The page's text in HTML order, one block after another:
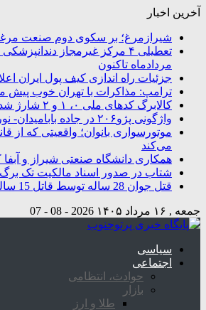
آخرین اخبار
شیرازمرغ؛ بر سکوی دوم صنعت
تعطیلی ۴ مرکز غیرمجاز
مردادماه تاکنون
جزئیات راه اندازی کیف پول ایران
ترامپ: مذاکرات با تهران خوب پیش
کالابرگ کدهای ملی ۰، ۱ و ۲ شارژ شد
واژگونی پژو۲۰۶ در جاده بابامیدان- نورآباد با ۳ مصدوم
موتورسواری بانوان؛ واقعیتی که از
می‌کند
همکاری دانشگاه صنعتی شیراز و آبفا
شتاب در صدور اسناد مالکیت تک
قتل جوان 28 ساله توسط قاتل 15 ساله در کازرون
جمعه , ۱۶ مرداد ۱۴۰۵ 2026 - 08 - 07
سیاسی
اجتماعی
حوادث، انتظامی
بازار
طلا و ارز